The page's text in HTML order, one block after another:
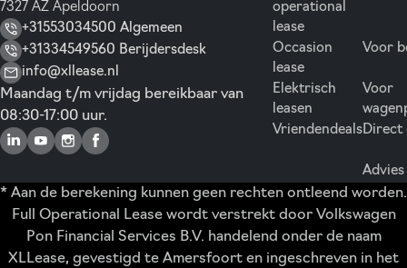
7327 AZ Apeldoorn
+31553034500 Algemeen
+31334549560 Berijdersdesk
info@xllease.nl
Maandag t/m vrijdag bereikbaar van
08:30-17:00 uur.
operational
lease
Occasion
lease
Elektrisch
leasen
Vriendendeals
Voor
Voor
Direct
* Aan de berekening kunnen geen rechten ontleend worden.
Full Operational Lease wordt verstrekt door Volkswagen
Pon Financial Services B.V. handelend onder de naam
XLLease, gevestigd te Amersfoort en ingeschreven in het